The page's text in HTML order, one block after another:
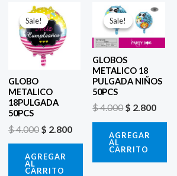
Sale!
Sale!
GLOBO
METALICO
18PULGADA
50PCS
$4.000
El
precio
original
era:
$ 4.000.
$ 2.800
AGREGAR
AL
CARRITO
Sale!
Sale!
GLOBOS
METALICO 18
PULGADA NIÑOS
50PCS
$4.000
precio
original
era:
$ 2.800
El
AGREGAR
AL
CARRITO